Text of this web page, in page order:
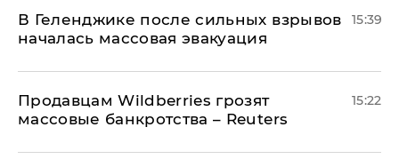
В Геленджике после сильных взрывов
началась массовая эвакуация
15:39
Продавцам Wildberries грозят
массовые банкротства – Reuters
15:22